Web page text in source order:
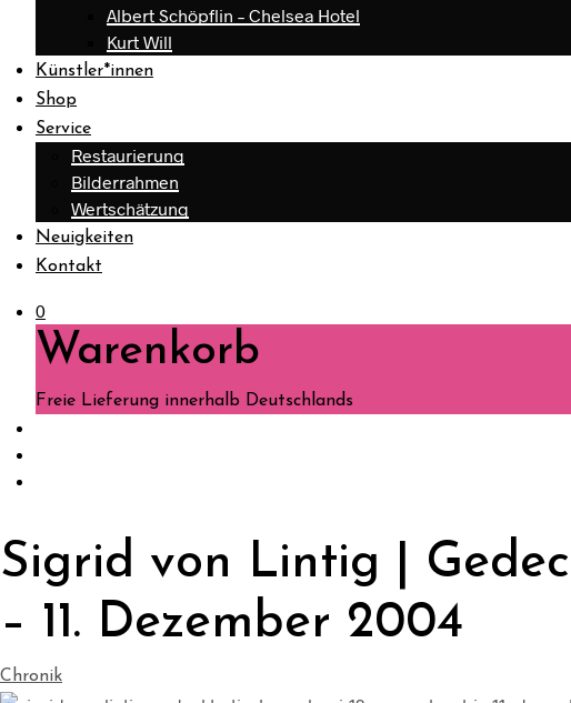
Albert Schöpflin – Chelsea Hotel
Kurt Will
Künstler*innen
Shop
Service
Restaurierung
Bilderrahmen
Wertschätzung
Neuigkeiten
Kontakt
0
Warenkorb
Freie Lieferung innerhalb Deutschlands
Sigrid von Lintig |
– 11. Dezember 2004
Chronik